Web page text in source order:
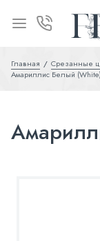
Главная Срезанные
Амариллис Белый (White)